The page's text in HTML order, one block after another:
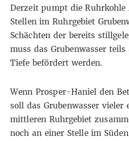
Derzeit pumpt die Ruhrkohle
Stellen im Ruhrgebiet
Schächten der bereits
muss das Grubenwasser
Tiefe befördert werden.
Wenn Prosper-Haniel den
soll das Grubenwasser vieler
mittleren Ruhrgebiet
noch an einer Stelle im